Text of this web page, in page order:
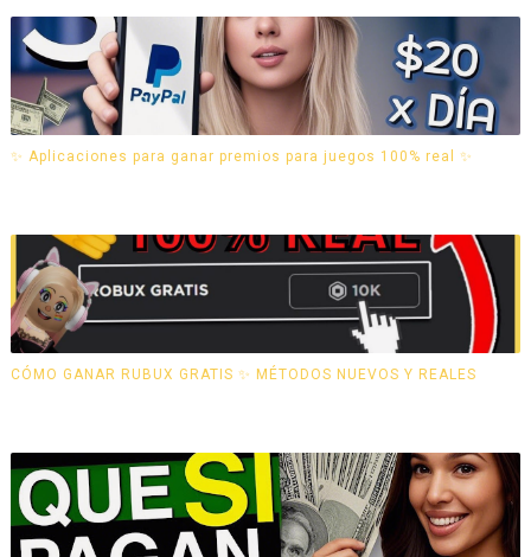
✨ Aplicaciones para ganar premios para juegos 100% real ✨
CÓMO GANAR RUBUX GRATIS ✨ MÉTODOS NUEVOS Y REALES